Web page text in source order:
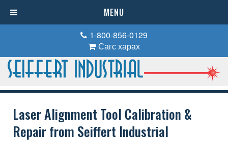
1-800-856-0129
Сагс харах
Laser Alignment Tool Calibration &
Repair from Seiffert Industrial
MENU